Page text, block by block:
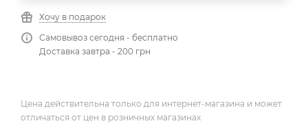
Хочу в подарок
Самовывоз сегодня - бесплатно
Доставка завтра - 200 грн
Цена действительна только для интернет-магазина и может
отличаться от цен в розничных магазинах